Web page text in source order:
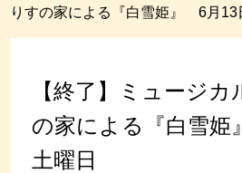
りすの家による『白雪姫』 6月13
【終了】ミュージ
の家による『白雪
土曜日